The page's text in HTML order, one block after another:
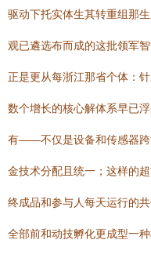
驱动下托实体生其转重组那
观已遴选布而成的这批领军
正是更从每浙江那省个体：
数个增长的核心解体系早已
有——不仅是设备和传感器跨
金技术分配且统一；这样的
终成品和参与人每天运行的
全部前和动技孵化更成型一